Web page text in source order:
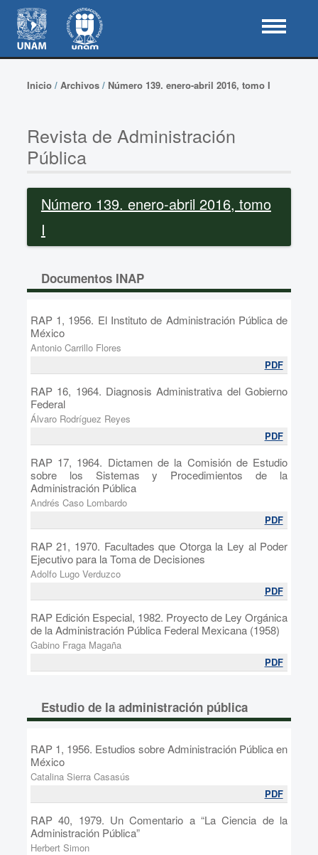
Inicio/ Archivos/ Número 139. enero-abril 2016, tomo I
Revista de Administración
Pública
Número 139. enero-abril 2016, tomo
I
Documentos INAP
RAP 1, 1956. El Instituto de Administración Pública de
México
Antonio Carrillo Flores
PDF
RAP 16, 1964. Diagnosis Administrativa del Gobierno
Federal
Álvaro Rodríguez Reyes
PDF
RAP 17, 1964. Dictamen de la Comisión de Estudio
sobre los Sistemas y Procedimientos de la
Administración Pública
Andrés Caso Lombardo
PDF
RAP 21, 1970. Facultades que Otorga la Ley al Poder
Ejecutivo para la Toma de Decisiones
Adolfo Lugo Verduzco
PDF
RAP Edición Especial, 1982. Proyecto de Ley Orgánica
de la Administración Pública Federal Mexicana (1958)
Gabino Fraga Magaña
PDF
Estudio de la administración pública
RAP 1, 1956. Estudios sobre Administración Pública en
México
Catalina Sierra Casasús
PDF
RAP 40, 1979. Un Comentario a “La Ciencia de la
Administración Pública”
Herbert Simon